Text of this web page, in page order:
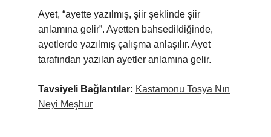
Ayet, “ayette yazılmış, şiir şeklinde şiir
anlamına gelir”. Ayetten bahsedildiğinde,
ayetlerde yazılmış çalışma anlaşılır. Ayet
tarafından yazılan ayetler anlamına gelir.
Tavsiyeli Bağlantılar: Kastamonu Tosya Nın
Neyi Meşhur